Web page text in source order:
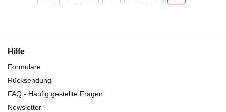
Hilfe
Formulare
Rücksendung
FAQ - Häufig gestellte Fragen
Newsletter